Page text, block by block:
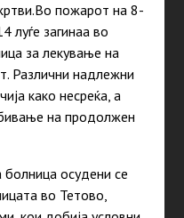
пожарот на 8-
луѓе загинаа во
за лекување на
Различни надлежни
како несреќа, а
на продолжен
осудени се
во Тетово,